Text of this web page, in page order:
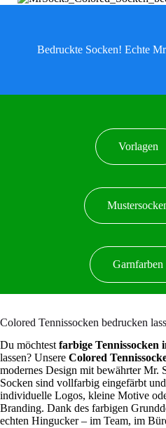
Bedruckte Socken! Echte
Vorlagen
Garnfarben
Colored Tennissocken bedrucken
Du möchtest farbige Tennissocken
lassen? Unsere Colored
modernes Design mit bewährter Mr.
Socken sind vollfarbig eingefärbt
individuelle Logos, kleine Motive
Branding. Dank des farbigen
echten Hingucker – im Team, im